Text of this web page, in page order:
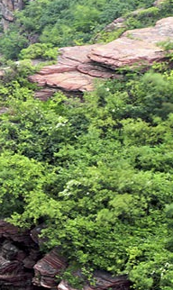
锋面
足球 网球 综合体育
康 乐龄 阅读 艺术